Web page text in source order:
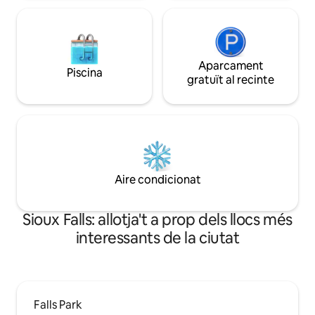
Piscina
Aparcament
gratuït al recinte
Aire condicionat
Sioux Falls: allotja't a prop dels llocs més
interessants de la ciutat
Falls Park